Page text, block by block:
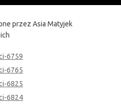
przez Asia Matyjek